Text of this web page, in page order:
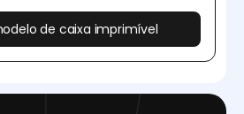
de caixa imprimível